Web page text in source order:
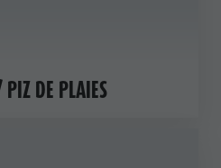
PIZ DE PLAIES